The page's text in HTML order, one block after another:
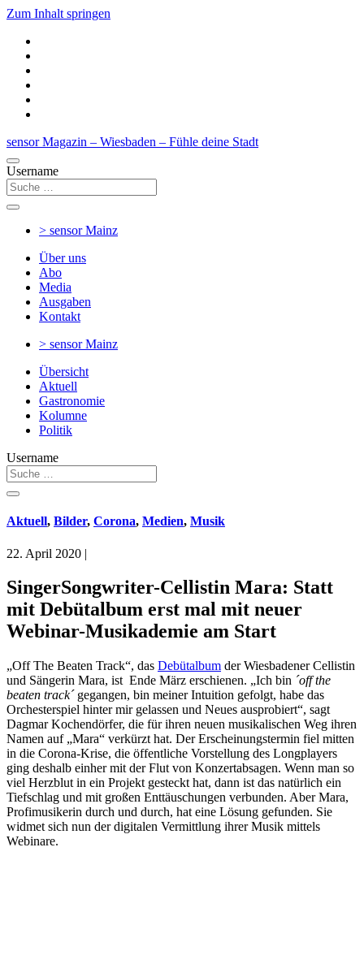
Zum Inhalt springen
sensor Magazin – Wiesbaden – Fühle deine Stadt
Username
> sensorMainz
Über uns
Abo
Media
Ausgaben
Kontakt
> sensorMainz
Übersicht
Aktuell
Gastronomie
Kolumne
Politik
Username
Aktuell, Bilder, Corona, Medien, Musik
22. April 2020 |
SingerSongwriter-Cellistin Mara: Statt
mit Debütalbum erst mal mit neuer
Webinar-Musikademie am Start
„Off The Beaten Track“, das Debütalbum der Wiesbadener Cellistin
und Sängerin Mara, ist Ende März erschienen. „Ich bin ´off the
beaten track´ gegangen, bin meiner Intuition gefolgt, habe das
Orchesterspiel hinter mir gelassen und Neues ausprobiert“, sagt
Dagmar Kochendörfer, die für ihren neuen musikalischen Weg ihren
Namen auf „Mara“ verkürzt hat. Der Erscheinungstermin fiel mitten
in die Corona-Krise, die öffentliche Vorstellung des Longplayers
ging deshalb einher mit der Flut von Konzertabsagen. Wenn man so
viel Herzblut in ein Projekt gesteckt hat, dann ist das natürlich ein
Tiefschlag und mit großen Enttäuschungen verbunden. Aber Mara,
Profimusikerin durch und durch, hat eine Lösung gefunden. Sie
widmet sich nun der digitalen Vermittlung ihrer Musik mittels
Webinare.